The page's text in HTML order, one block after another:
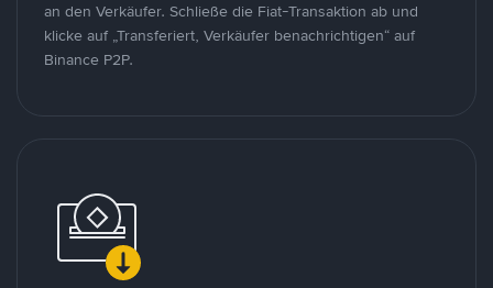
an den Verkäufer. Schließe die Fiat-Transaktion ab und
klicke auf „Transferiert, Verkäufer benachrichtigen“ auf
Binance P2P.